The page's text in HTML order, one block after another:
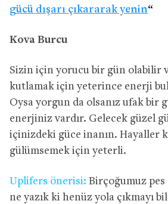
gücü dışarı çıkararak yenin“
Kova Burcu
Sizin için yorucu bir gün olabilir
kutlamak için yeterince enerji
Oysa yorgun da olsanız ufak bir
enerjiniz vardır. Gelecek güzel
içinizdeki güce inanın. Hayaller
gülümsemek için yeterli.
Uplifers önerisi: Birçoğumuz pes
ne yazık ki henüz yola çıkmayı